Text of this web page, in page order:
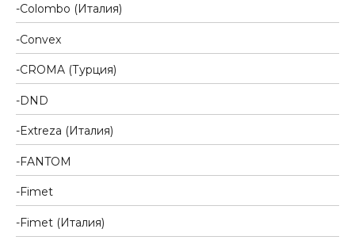
Colombo (Италия)
Convex
CROMA (Турция)
DND
Extreza (Италия)
FANTOM
Fimet
Fimet (Италия)